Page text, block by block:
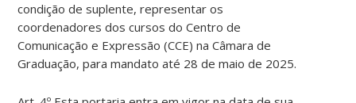
condição de suplente, representar os
coordenadores dos cursos do Centro de
Comunicação e Expressão (CCE) na Câmara de
Graduação, para mandato até 28 de maio de 2025.